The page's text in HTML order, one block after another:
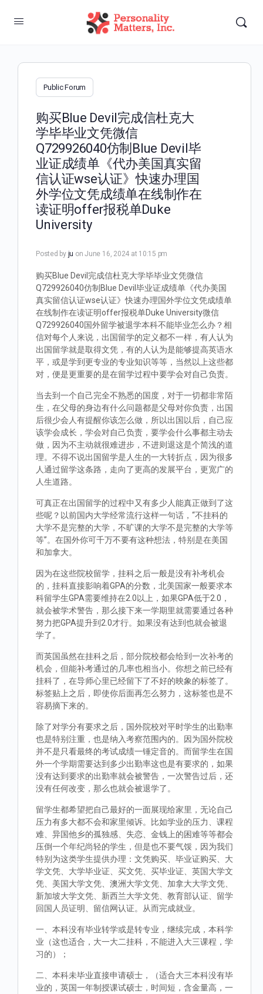
Public Forum
购买Blue Devil完成信杜克大
学毕毕业文凭微信
Q729926040仿制Blue Devil毕
业证成绩单《代办美国真实留
信认证wse认证》快速办理国
外学位文凭成绩单在线制作在
读证明offer报税单Duke
University
Posted by ju on June 16, 2024 at 10:15 pm
购买Blue Devil完成信杜克大学毕毕业文凭微信
Q729926040仿制Blue Devil毕业证成绩单《代办美国
真实留信认证wse认证》快速办理国外学位文凭成绩单
在线制作在读证明offer报税单Duke University微信
Q729926040国外留学被退学本科不能毕业怎么办？相
信对每个人来说，出国留学的定义都不一样，有人认为
出国留学就是取得文凭，有的人认为是能够提高英语水
平，或是学到更专业的专业知识等等，当然以上这些都
对，便是更重要的是在留学过程中要学会对自己负责。
当去到一个自己完全不熟悉的国度，对于一切都非常陌
生，在父母的身边有什么问题都是父母对你负责，出国
后很少会人有提醒你该怎么做，所以出国以后，自己应
该学会成长，学会对自己负责，要学会什么事都主动去
做，因为不主动就很难进步，不进则退这是个简浅的道
理。不得不说出国留学是人生的一大转折点，因为很多
人通过留学这条路，走向了更高的发展平台，更宽广的
人生道路。
可真正在出国留学的过程中又有多少人能真正做到了这
些呢？以前国内大学经常流行这样一句话，“不挂科的
大学不是完整的大学，不旷课的大学不是完整的大学等
等”。在国外你可千万不要有这种想法，特别是在美国
和加拿大。
因为在这些院校留学，挂科之后一般是没有补考机会
的，挂科直接影响着GPA的分数，北美国家一般要求本
科留学生GPA需要维持在2.0以上，如果GPA低于2.0，
就会被学术警告，那么接下来一学期里就需要通过各种
努力把GPA提升到2.0才行。如果没有达到也就会被退
学了。
而英国虽然在挂科之后，部分院校都会给到一次补考的
机会，但能补考通过的几率也相当小。你想之前已经有
挂科了，在导师心里已经留下了不好的映象的标签了。
标签贴上之后，即使你后面再怎么努力，这标签也是不
容易摘下来的。
除了对学分有要求之后，国外院校对平时学生的出勤率
也是特别注重，也是纳入考察范围内的。因为国外院校
并不是只看最终的考试成绩一锤定音的。而留学生在国
外一个学期需要达到多少出勤率这也是有要求的，如果
没有达到要求的出勤率就会被警告，一次警告过后，还
没有任何改变，那么也就会被退学了。
留学生都希望把自己最好的一面展现给家里，无论自己
压力有多大都不会和家里倾诉。比如学业的压力、课程
难、异国他乡的孤独感、失恋、金钱上的困难等等都会
压倒一个年纪尚轻的学生，但是也不要气馁，因为我们
特别为这类学生提供办理：文凭购买、毕业证购买、大
学文凭、大学毕业证、买文凭、买毕业证、英国大学文
凭、美国大学文凭、澳洲大学文凭、加拿大大学文凭、
新加坡大学文凭、新西兰大学文凭、教育部认证、留学
回国人员证明、留信网认证。从而完成就业。
一、本科没有毕业转学或是转专业，继续完成，本科学
业（这也适合，大一大二挂科，不能进入大三课程，学
习的）；
二、本科未毕业直接申请硕士，（适合大三本科没有毕
业的，英国一年制授课试硕士，时间短，含金量高，一